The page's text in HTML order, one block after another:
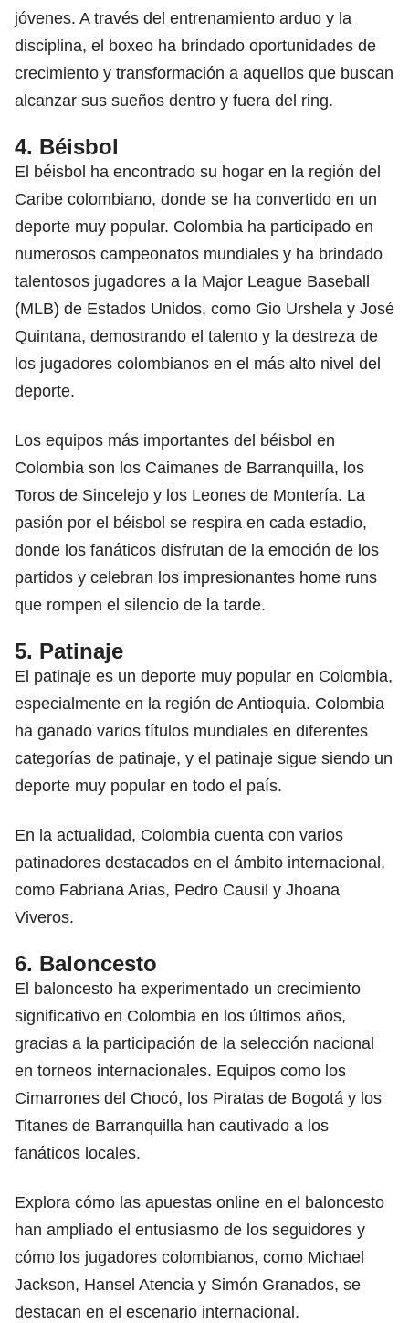
jóvenes. A través del entrenamiento arduo y la
disciplina, el boxeo ha brindado oportunidades de
crecimiento y transformación a aquellos que buscan
alcanzar sus sueños dentro y fuera del ring.
4. Béisbol
El béisbol ha encontrado su hogar en la región del
Caribe colombiano, donde se ha convertido en un
deporte muy popular. Colombia ha participado en
numerosos campeonatos mundiales y ha brindado
talentosos jugadores a la Major League Baseball
(MLB) de Estados Unidos, como Gio Urshela y José
Quintana, demostrando el talento y la destreza de
los jugadores colombianos en el más alto nivel del
deporte.
Los equipos más importantes del béisbol en
Colombia son los Caimanes de Barranquilla, los
Toros de Sincelejo y los Leones de Montería. La
pasión por el béisbol se respira en cada estadio,
donde los fanáticos disfrutan de la emoción de los
partidos y celebran los impresionantes home runs
que rompen el silencio de la tarde.
5. Patinaje
El patinaje es un deporte muy popular en Colombia,
especialmente en la región de Antioquia. Colombia
ha ganado varios títulos mundiales en diferentes
categorías de patinaje, y el patinaje sigue siendo un
deporte muy popular en todo el país.
En la actualidad, Colombia cuenta con varios
patinadores destacados en el ámbito internacional,
como Fabriana Arias, Pedro Causil y Jhoana
Viveros.
6. Baloncesto
El baloncesto ha experimentado un crecimiento
significativo en Colombia en los últimos años,
gracias a la participación de la selección nacional
en torneos internacionales. Equipos como los
Cimarrones del Chocó, los Piratas de Bogotá y los
Titanes de Barranquilla han cautivado a los
fanáticos locales.
Explora cómo las apuestas online en el baloncesto
han ampliado el entusiasmo de los seguidores y
cómo los jugadores colombianos, como Michael
Jackson, Hansel Atencia y Simón Granados, se
destacan en el escenario internacional.